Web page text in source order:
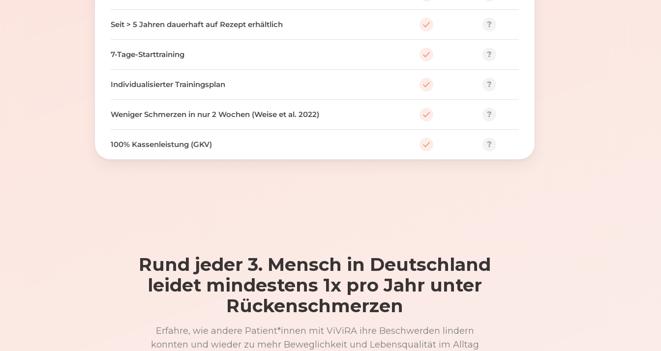
Seit > 5 Jahren dauerhaft auf Rezept erhältlich ?
7-Tage-Starttraining ?
Individualisierter Trainingsplan ?
Weniger Schmerzen in nur 2 Wochen (Weise et al. 2022) ?
100% Kassenleistung (GKV) ?
Rund jeder 3. Mensch in Deutschland
leidet mindestens 1x pro Jahr unter
Rückenschmerzen
Erfahre, wie andere Patient*innen mit ViViRA ihre Beschwerden lindern
konnten und wieder zu mehr Beweglichkeit und Lebensqualität im Alltag